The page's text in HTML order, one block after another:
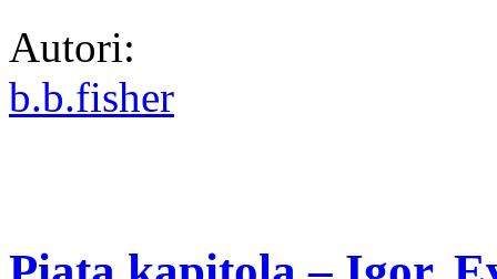
Autori:
b.b.fisher